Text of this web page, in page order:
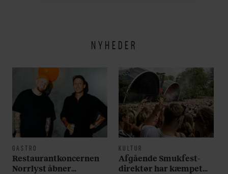
NYHEDER
GASTRO
Restaurantkoncernen
Norrlyst åbner
KULTUR
Afgående Smukfest-
direktør har kæmpet